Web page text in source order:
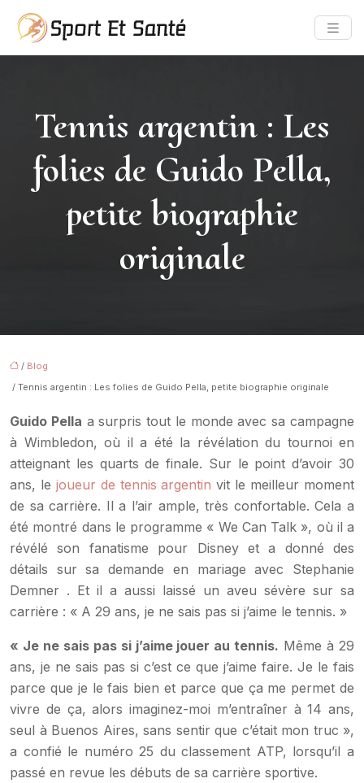
Tennis argentin : Les
folies de Guido Pella,
petite biographie
originale
/ Blog
/ Tennis argentin : Les folies de Guido Pella, petite biographie originale
Guido Pella a surpris tout le monde avec sa campagne
à Wimbledon, où il a été la révélation du tournoi en
atteignant les quarts de finale. Sur le point d’avoir 30
ans, le joueur de tennis argentin vit le meilleur moment
de sa carrière. Il a l’air ample, très confortable. Cela a
été montré dans le programme « We Can Talk », où il a
révélé son fanatisme pour Disney et a donné des
détails sur sa demande en mariage avec Stephanie
Demner . Et il a aussi laissé un aveu sévère sur sa
carrière : « A 29 ans, je ne sais pas si j’aime le tennis. »
« Je ne sais pas si j’aime jouer au tennis. Même à 29
ans, je ne sais pas si c’est ce que j’aime faire. Je le fais
parce que je le fais bien et parce que ça me permet de
vivre de ça, alors imaginez-moi m’entraîner à 14 ans,
seul à Buenos Aires, sans sentir que c’était mon truc »,
a confié le numéro 25 du classement ATP, lorsqu’il a
passé en revue les débuts de sa carrière sportive.